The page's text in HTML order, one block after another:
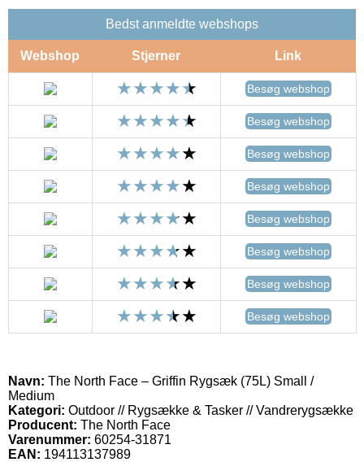
Bedst anmeldte webshops
Webshop Stjerner Link
Besøg webshop
Besøg webshop
Besøg webshop
Besøg webshop
Besøg webshop
Besøg webshop
Besøg webshop
Besøg webshop
Navn: The North Face – Griffin Rygsæk (75L) Small /
Medium
Kategori: Outdoor // Rygsække & Tasker // Vandrerygsække
Producent: The North Face
Varenummer: 60254-31871
EAN: 194113137989